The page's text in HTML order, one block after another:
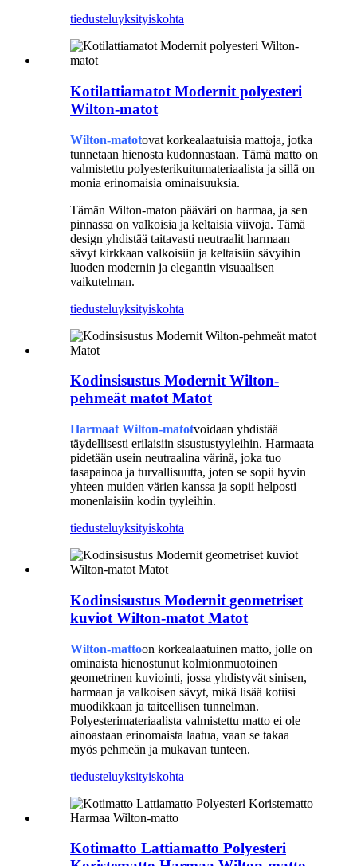
tiedusteluyksityiskohta
Kotilattiamatot Modernit polyesteri
Wilton-matot
Wilton-matotovat korkealaatuisia mattoja, jotka
tunnetaan hienosta kudonnastaan. Tämä matto on
valmistettu polyesterikuitumateriaalista ja sillä on
monia erinomaisia ​​ominaisuuksia.
Tämän Wilton-maton pääväri on harmaa, ja sen
pinnassa on valkoisia ja keltaisia ​​viivoja. Tämä
design yhdistää taitavasti neutraalit harmaan
sävyt kirkkaan valkoisiin ja keltaisiin sävyihin
luoden modernin ja elegantin visuaalisen
vaikutelman.
tiedusteluyksityiskohta
Kodinsisustus Modernit Wilton-
pehmeät matot Matot
Harmaat Wilton-matotvoidaan yhdistää
täydellisesti erilaisiin sisustustyyleihin. Harmaata
pidetään usein neutraalina värinä, joka tuo
tasapainoa ja turvallisuutta, joten se sopii hyvin
yhteen muiden värien kanssa ja sopii helposti
monenlaisiin kodin tyyleihin.
tiedusteluyksityiskohta
Kodinsisustus Modernit geometriset
kuviot Wilton-matot Matot
Wilton-mattoon korkealaatuinen matto, jolle on
ominaista hienostunut kolmionmuotoinen
geometrinen kuviointi, jossa yhdistyvät sinisen,
harmaan ja valkoisen sävyt, mikä lisää kotiisi
muodikkaan ja taiteellisen tunnelman.
Polyesterimateriaalista valmistettu matto ei ole
ainoastaan ​​erinomaista laatua, vaan se takaa
myös pehmeän ja mukavan tunteen.
tiedusteluyksityiskohta
Kotimatto Lattiamatto Polyesteri